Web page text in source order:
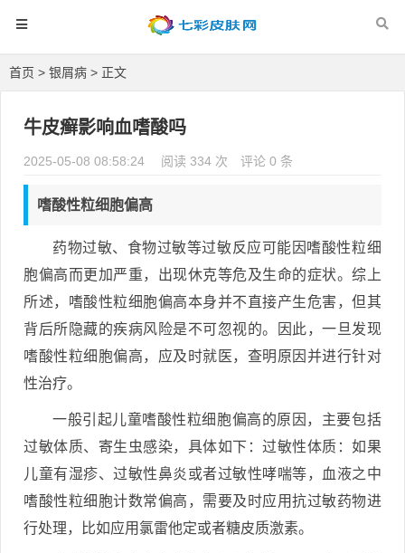
首页 > 银屑病 > 正文
牛皮癣影响血嗜酸吗
2025-05-08 08:58:24 阅读 334 次 评论 0 条
嗜酸性粒细胞偏高
药物过敏、食物过敏等过敏反应可能因嗜酸性粒细
胞偏高而更加严重，出现休克等危及生命的症状。综上
所述，嗜酸性粒细胞偏高本身并不直接产生危害，但其
背后所隐藏的疾病风险是不可忽视的。因此，一旦发现
嗜酸性粒细胞偏高，应及时就医，查明原因并进行针对
性治疗。
一般引起儿童嗜酸性粒细胞偏高的原因，主要包括
过敏体质、寄生虫感染，具体如下：过敏性体质：如果
儿童有湿疹、过敏性鼻炎或者过敏性哮喘等，血液之中
嗜酸性粒细胞计数常偏高，需要及时应用抗过敏药物进
行处理，比如应用氯雷他定或者糖皮质激素。